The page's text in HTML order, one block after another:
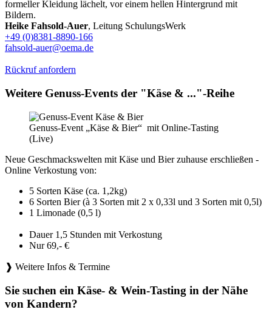
Heike Fahsold-Auer, Leitung SchulungsWerk
+49 (0)8381-8890-166
fahsold-auer@oema.de
Rückruf anfordern
Weitere Genuss-Events der "Käse & ..."-Reihe
Genuss-Event „Käse & Bier“ mit Online-Tasting
(Live)
Neue Geschmackswelten mit Käse und Bier zuhause erschließen -
Online Verkostung von:
5 Sorten Käse (ca. 1,2kg)
6 Sorten Bier (à 3 Sorten mit 2 x 0,33l und 3 Sorten mit 0,5l)
1 Limonade (0,5 l)
Dauer 1,5 Stunden mit Verkostung
Nur 69,- €
❱ Weitere Infos & Termine
Sie suchen ein Käse- & Wein-Tasting in der Nähe
von Kandern?